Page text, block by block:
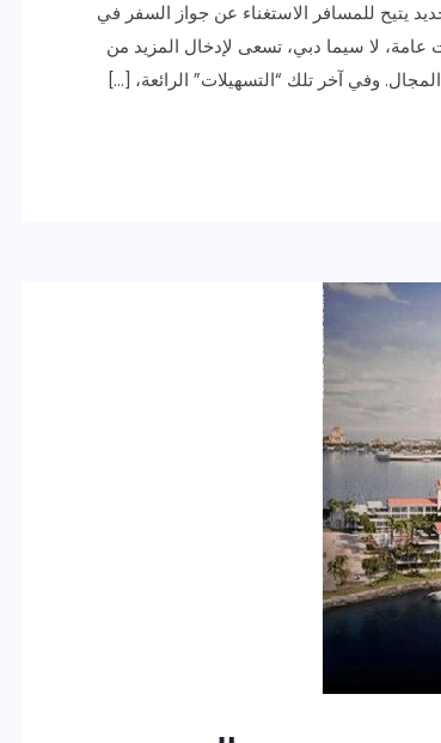
يتيح للمسافر الاستغناء عن جواز السفر في
عامة، لا سيما دبي، تسعى لإدخال المزيد من
وفي آخر تلك “التسهيلات” الرائعة، […]